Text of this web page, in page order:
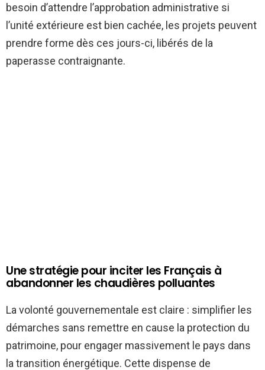
besoin d’attendre l’approbation administrative si
l’unité extérieure est bien cachée, les projets peuvent
prendre forme dès ces jours-ci, libérés de la
paperasse contraignante.
Une stratégie pour inciter les Français à
abandonner les chaudières polluantes
La volonté gouvernementale est claire : simplifier les
démarches sans remettre en cause la protection du
patrimoine, pour engager massivement le pays dans
la transition énergétique. Cette dispense de